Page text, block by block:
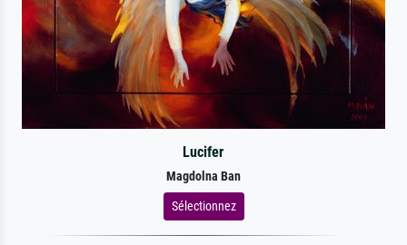
Lucifer
Magdolna Ban
Sélectionnez